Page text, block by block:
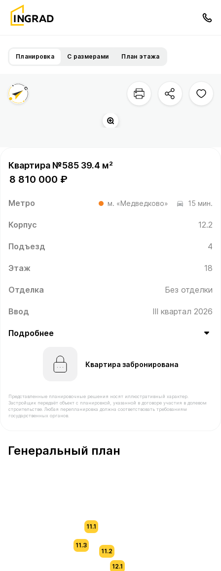
Планировка С размерами План этажа
Квартира №585 39.4 м²
8 810 000 ₽
Метро м. «Медведково» 15 мин.
Корпус 12.2
Подъезд 4
Этаж 18
Отделка Без отделки
Ввод III квартал 2026
Подробнее
Квартира забронирована
Представленные планировочные решения носят иллюстративный характер.
Застройщик передаёт объект с планировкой, указанной в договоре участия в долевом
строительстве. Любая перепланировка должна соответствовать требованиям
государственных органов.
Генеральный план
11.3
11.1
11.2
12.1